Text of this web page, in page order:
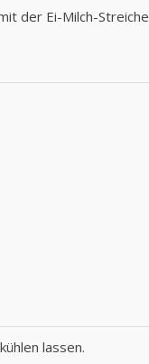
der Ei-Milch-Streiche
lassen.